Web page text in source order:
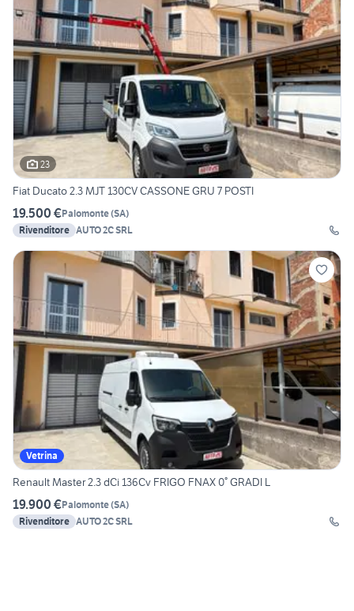
23
Fiat Ducato 2.3 MJT 130CV CASSONE GRU 7 POSTI
19.500 €Palomonte(SA)
Rivenditore AUTO 2C SRL
Vetrina
Renault Master 2.3 dCi 136Cv FRIGO FNAX 0° GRADI L
19.900 €Palomonte(SA)
Rivenditore AUTO 2C SRL